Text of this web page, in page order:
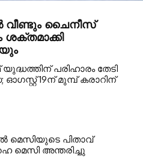
വീണ്ടും ചൈനീസ്
യുദ്ധത്തിന് പരിഹാരം തേടി
19ന് മുമ്പ് കരാറിന്
പിതാവ്
മെസി അന്തരിച്ചു